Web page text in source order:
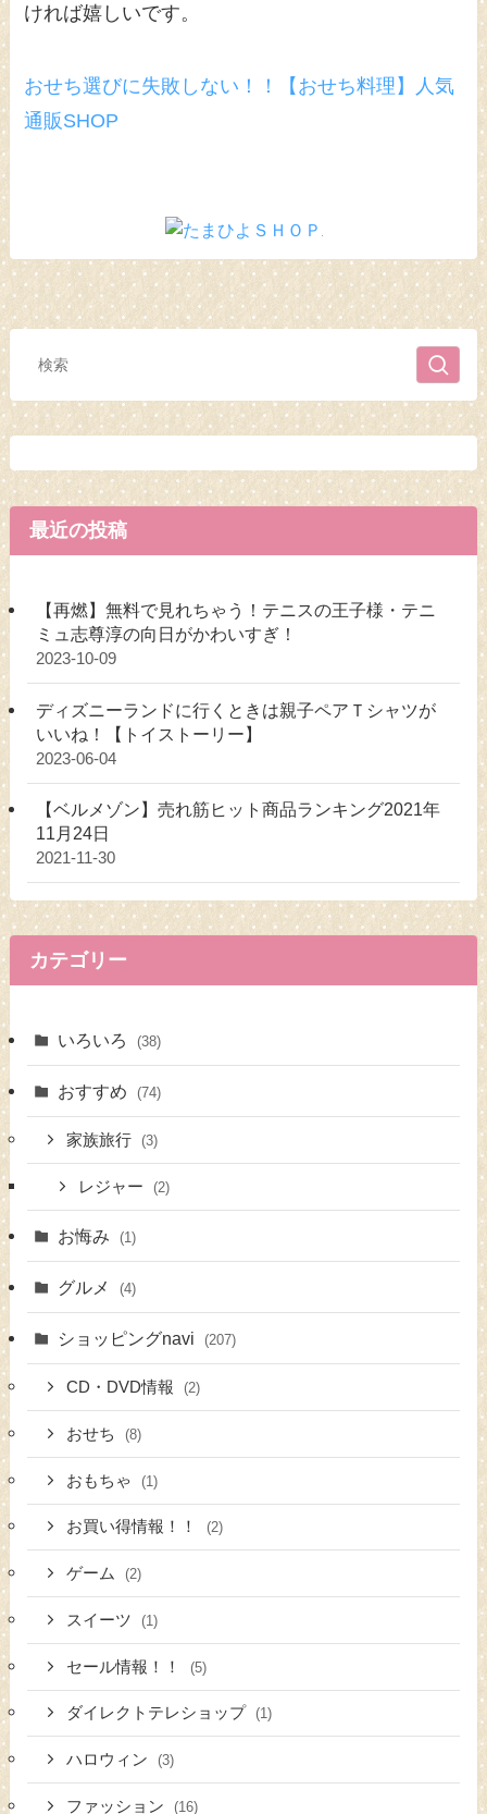
ければ嬉しいです。
おせち選びに失敗しない！！【おせち料理】人気
通販SHOP
最近の投稿
【再燃】無料で見れちゃう！テニスの王子様・テニ
ミュ志尊淳の向日がかわいすぎ！
2023-10-09
ディズニーランドに行くときは親子ペアＴシャツが
いいね！【トイストーリー】
2023-06-04
【ベルメゾン】売れ筋ヒット商品ランキング2021年
11月24日
2021-11-30
カテゴリー
いろいろ (38)
おすすめ (74)
家族旅行 (3)
レジャー (2)
お悔み (1)
グルメ (4)
ショッピングnavi (207)
CD・DVD情報 (2)
おせち (8)
おもちゃ (1)
お買い得情報！！ (2)
ゲーム (2)
スイーツ (1)
セール情報！！ (5)
ダイレクトテレショップ (1)
ハロウィン (3)
ファッション (16)